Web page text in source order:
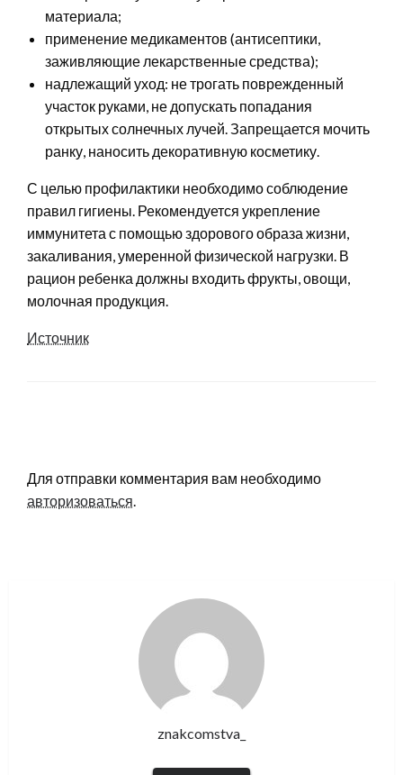
материала;
применение медикаментов (антисептики,
заживляющие лекарственные средства);
надлежащий уход: не трогать поврежденный
участок руками, не допускать попадания
открытых солнечных лучей. Запрещается мочить
ранку, наносить декоративную косметику.
С целью профилактики необходимо соблюдение
правил гигиены. Рекомендуется укрепление
иммунитета с помощью здорового образа жизни,
закаливания, умеренной физической нагрузки. В
рацион ребенка должны входить фрукты, овощи,
молочная продукция.
Источник
Для отправки комментария вам необходимо
авторизоваться.
znakcomstva_